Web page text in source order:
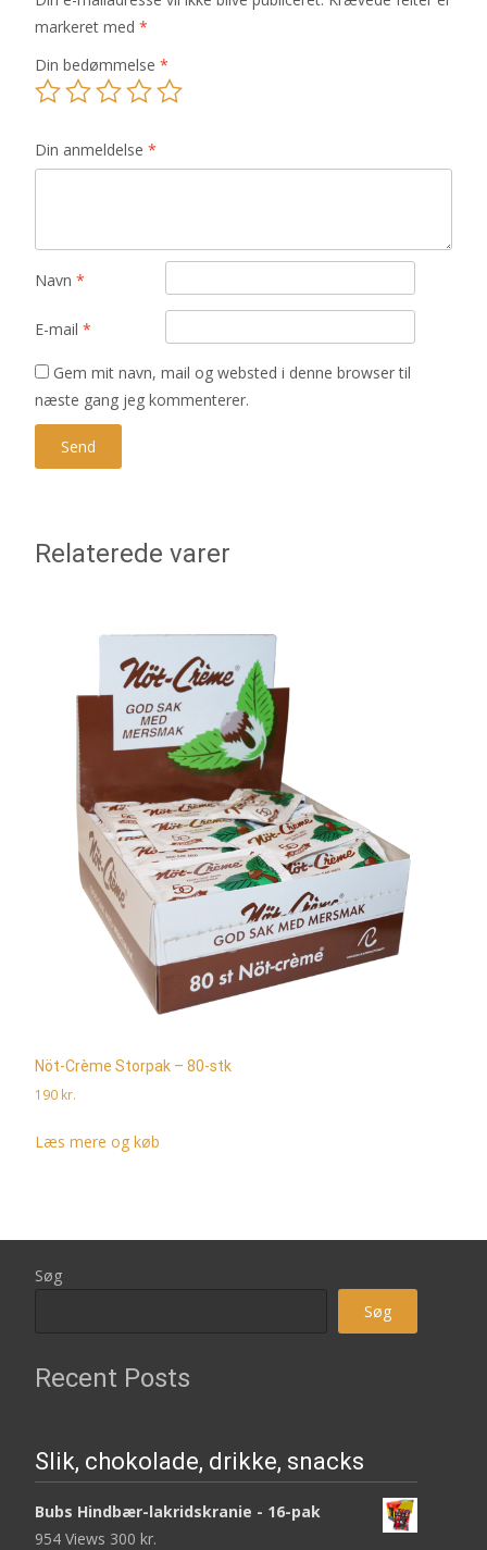
markeret med *
Din bedømmelse *
Din anmeldelse *
Navn *
E-mail *
Gem mit navn, mail og websted i denne browser til
næste gang jeg kommenterer.
Relaterede varer
Nöt-Crème Storpak – 80-stk
190 kr.
Læs mere og køb
Søg
Søg
Recent Posts
Slik, chokolade, drikke, snacks
Bubs Hindbær-lakridskranie - 16-pak
954 Views 300 kr.